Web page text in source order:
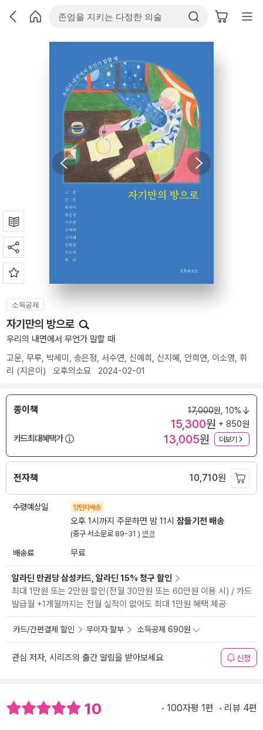
소득공제
자기만의 방으로
우리의 내면에서 무언가 말할 때
고운, 무루, 박세미 , 송은정, 서수연, 신예희 , 신지혜 , 안희연, 이소영, 휘
리 (지은이) 오후의소묘 2024-02-01
종이책 17,000원, 10%
15,300원 + 850원
카드최대혜택가
13,005원 더보기
전자책 10,710원
수령예상일 양탄자배송
오후 1시까지 주문하면 밤 11시 잠들기전 배송
(중구 서소문로 89-31 ) 변경
배송료 무료
알라딘 만권당 삼성카드, 알라딘 15% 청구 할인
최대 1만원 또는 2만원 할인(전월 30만원 또는 60만원 이용 시) / 카드
발급월 +1개월까지는 전월 실적이 없어도 최대 1만원 혜택 제공
카드/간편결제 할인 무이자 할부 소득공제 690원
관심 저자, 시리즈의 출간 알림을 받아보세요 신청
10 100자평 1편 리뷰 4편